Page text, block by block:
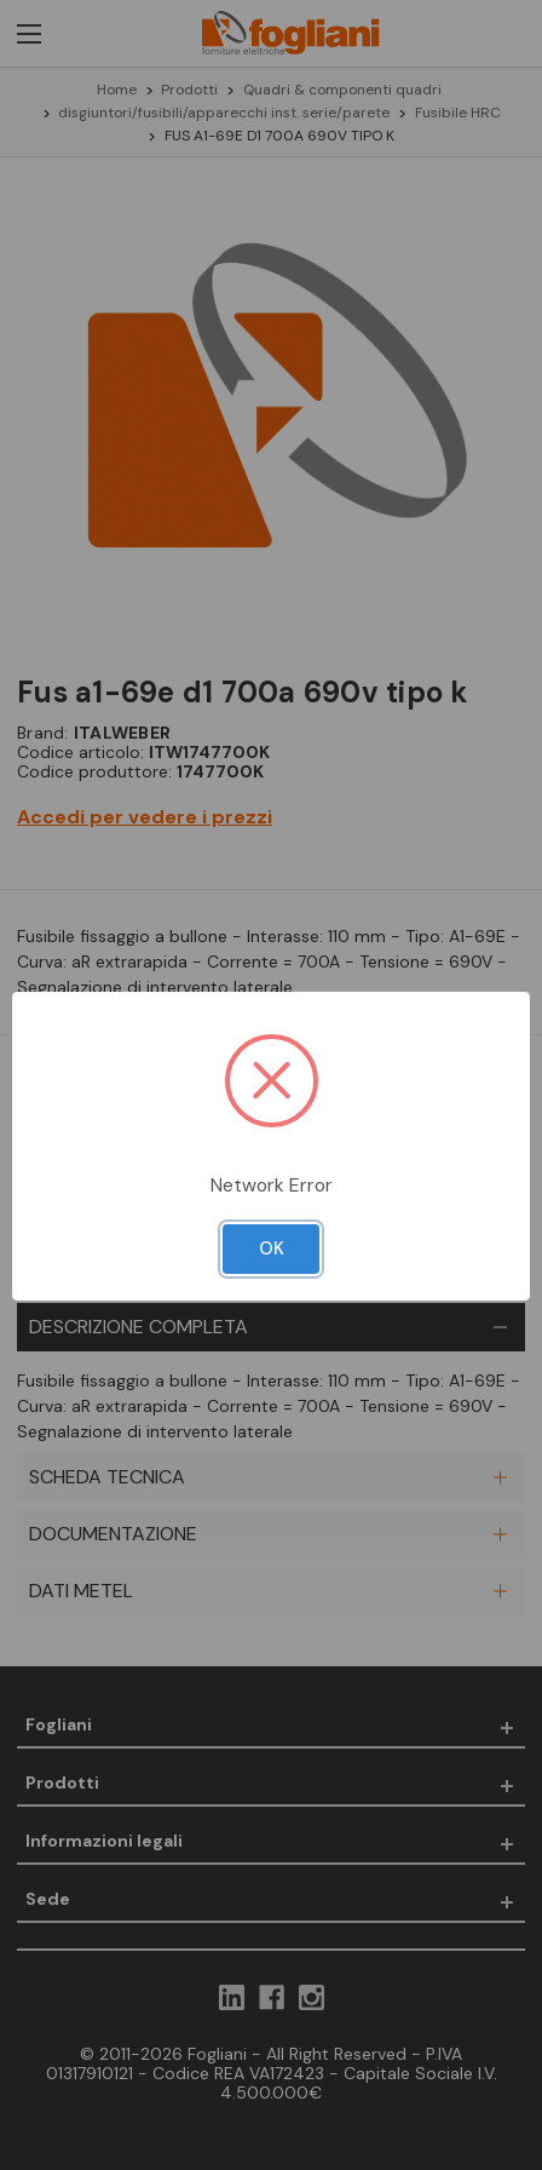
Home Prodotti
Quadri & componenti quadri
disgiuntori/fusibili/apparecchi inst. serie/parete
Fusibile HRC
FUS A1-69E D1 700A 690V TIPO K
fus a1-69e d1 700a 690v tipo k
Brand: ITALWEBER
Codice articolo: ITW1747700K
Codice produttore: 1747700K
Accedi per vedere i prezzi
Fusibile fissaggio a bullone - Interasse: 110 mm - Tipo: A1-69E -
Curva: aR extrarapida - Corrente = 700A - Tensione = 690V -
Segnalazione di intervento laterale
DESCRIZIONE COMPLETA
Fusibile fissaggio a bullone - Interasse: 110 mm - Tipo: A1-69E -
Curva: aR extrarapida - Corrente = 700A - Tensione = 690V -
Segnalazione di intervento laterale
SCHEDA TECNICA
DOCUMENTAZIONE
DATI METEL
Fogliani
Prodotti
Informazioni legali
Sede
© 2011-2026 Fogliani - All Right Reserved - P.IVA
01317910121 - Codice REA VA172423 - Capitale Sociale I.V.
4.500.000€
Network Error
OK